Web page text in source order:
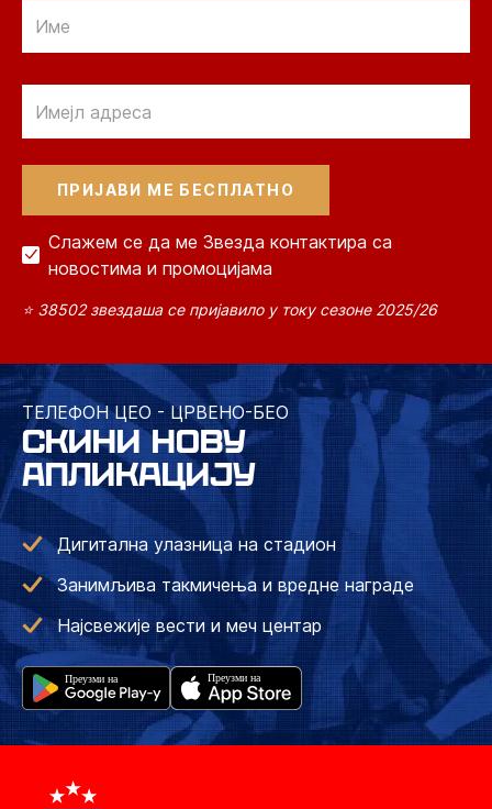
Слажем се да ме Звезда контактира са
новостима и промоцијама
⭐ 38502 звездаша се пријавило у току сезоне 2025/26
ТЕЛЕФОН ЦЕО - ЦРВЕНО-БЕО
СКИНИ НОВУ
АПЛИКАЦИЈУ
Дигитална улазница на стадион
Занимљива такмичења и вредне награде
Најсвежије вести и меч центар